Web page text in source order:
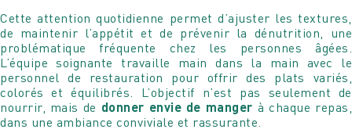
Cette attention quotidienne permet d’ajuster les textures,
de maintenir l’appétit et de prévenir la dénutrition, une
problématique fréquente chez les personnes âgées.
L’équipe soignante travaille main dans la main avec le
personnel de restauration pour offrir des plats variés,
colorés et équilibrés. L’objectif n’est pas seulement de
nourrir, mais de donner envie de manger à chaque repas,
dans une ambiance conviviale et rassurante.